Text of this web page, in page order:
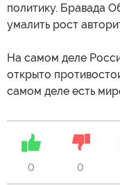
политику. Бравада
умалить рост
На самом деле
открыто
самом деле есть
0 0